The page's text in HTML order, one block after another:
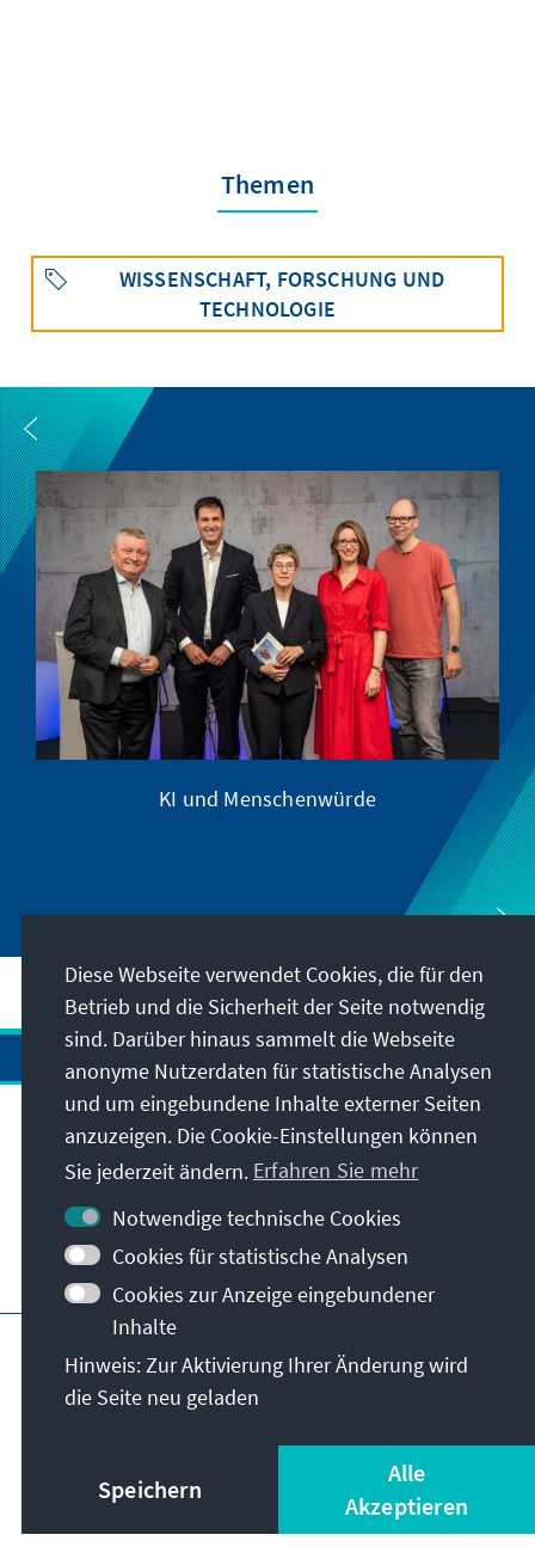
Themen
WISSENSCHAFT, FORSCHUNG UND
TECHNOLOGIE
KI und Menschenwürde
Anschrift
Kontakt
Besuchen Sie auch
Hauptseite der KAS
Nutzungsbedingungen
Erklärung zur Barrierefreiheit
© Konrad-Adenauer-Stiftung e.V. 2026
Diese Webseite verwendet Cookies, die für den
Betrieb und die Sicherheit der Seite notwendig
sind. Darüber hinaus sammelt die Webseite
anonyme Nutzerdaten für statistische Analysen
und um eingebundene Inhalte externer Seiten
anzuzeigen. Die Cookie-Einstellungen können
Sie jederzeit ändern. Erfahren Sie mehr
Notwendige technische Cookies
Cookies für statistische Analysen
Cookies zur Anzeige eingebundener
Inhalte
Hinweis: Zur Aktivierung Ihrer Änderung wird
die Seite neu geladen
Speichern
Alle
Akzeptieren